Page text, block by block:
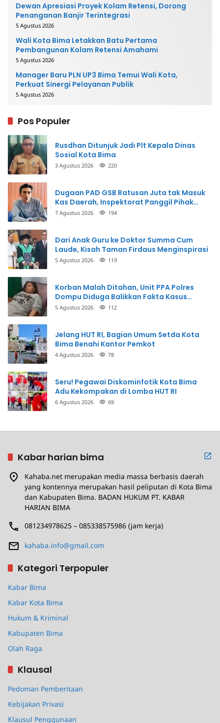
Dewan Apresiasi Proyek Kolam Retensi, Dorong
Penanganan Banjir Terintegrasi
5 Agustus 2026
Wali Kota Bima Letakkan Batu Pertama
Pembangunan Kolam Retensi Amahami
5 Agustus 2026
Manager Baru PLN UP3 Bima Temui Wali Kota,
Perkuat Sinergi Pelayanan Publik
5 Agustus 2026
Pos Populer
Rusdhan Ditunjuk Jadi Plt Kepala Dinas
Sosial Kota Bima
3 Agustus 2026 220
Dugaan PAD GSB Ratusan Juta tak Masuk
Kas Daerah, Inspektorat Panggil Pihak
Terkait
7 Agustus 2026 194
Dari Anak Guru ke Doktor Summa Cum
Laude, Kisah Taman Firdaus Menginspirasi
5 Agustus 2026 119
Korban Malah Ditahan, Unit PPA Polres
Dompu Diduga Balikkan Fakta Kasus
Penganiayaan
5 Agustus 2026 112
Jelang HUT RI, Bagian Umum Setda Kota
Bima Benahi Kantor Pemkot
4 Agustus 2026 78
Seru! Pegawai Diskominfotik Kota Bima
Adu Kekompakan di Lomba HUT RI
6 Agustus 2026 69
Kabar harian bima
Kahaba.net merupakan media massa berbasis daerah
yang kontennya merupakan hasil peliputan di Kota Bima
dan Kabupaten Bima. BADAN HUKUM PT. KABAR
HARIAN BIMA
081234978625 – 085338575986 (jam kerja)
kahaba.info@gmail.com
Kategori Terpopuler
Kabar Bima
Kabar Kota Bima
Hukum & Kriminal
Kabupaten Bima
Olah Raga
Klausal
Pedoman Pemberitaan
Kebijakan Privasi
Klausul Penggunaan